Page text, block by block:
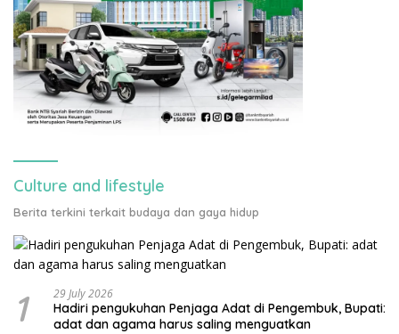
Culture and lifestyle
Berita terkini terkait budaya dan gaya hidup
1 29 July 2026
Hadiri pengukuhan Penjaga Adat di Pengembuk, Bupati:
adat dan agama harus saling menguatkan